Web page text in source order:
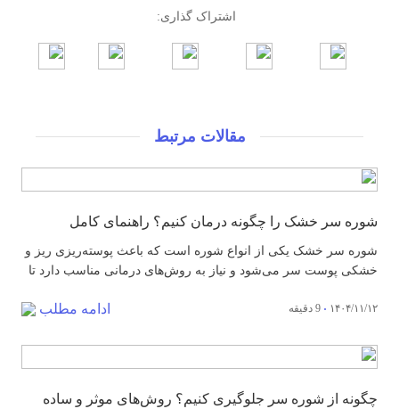
اشتراک گذاری:
مقالات مرتبط
شوره سر خشک را چگونه درمان کنیم؟ راهنمای کامل
شوره سر خشک یکی از انواع شوره است که باعث پوسته‌ریزی ریز و
خشکی پوست سر می‌شود و نیاز به روش‌های درمانی مناسب دارد تا
درصد از جمعیت بالغ جهان حداقل یک بار این مشکل را تجربه کرده‌اند
۱۴۰۴/۱۱/۱۲ 9 دقیقه ادامه مطلب
چگونه از شوره سر جلوگیری کنیم؟ روش‌های موثر و ساده